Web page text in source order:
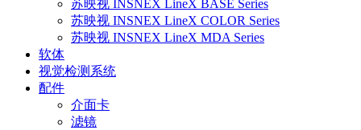
苏映视 INSNEX LineX BASE Series
苏映视 INSNEX LineX COLOR Series
苏映视 INSNEX LineX MDA Series
软体
视觉检测系统
配件
介面卡
滤镜